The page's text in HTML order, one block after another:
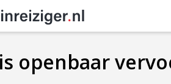
openbaar